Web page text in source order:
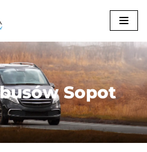
Sopot